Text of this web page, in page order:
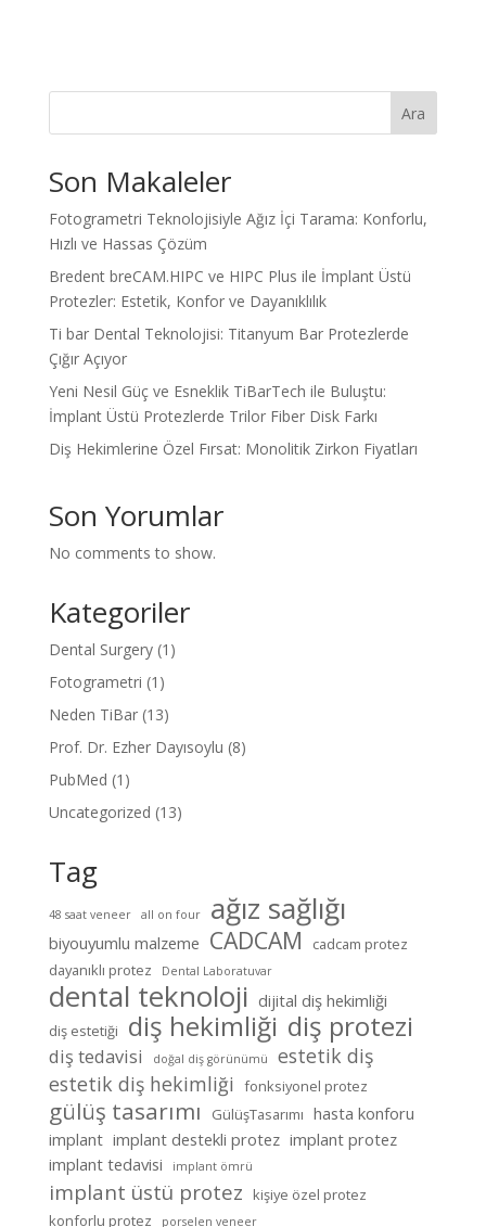
Ara
Son Makaleler
Fotogrametri Teknolojisiyle Ağız İçi Tarama: Konforlu,
Hızlı ve Hassas Çözüm
Bredent breCAM.HIPC ve HIPC Plus ile İmplant Üstü
Protezler: Estetik, Konfor ve Dayanıklılık
Ti bar Dental Teknolojisi: Titanyum Bar Protezlerde
Çığır Açıyor
Yeni Nesil Güç ve Esneklik TiBarTech ile Buluştu:
İmplant Üstü Protezlerde Trilor Fiber Disk Farkı
Diş Hekimlerine Özel Fırsat: Monolitik Zirkon Fiyatları
Son Yorumlar
No comments to show.
Kategoriler
Dental Surgery(1)
Fotogrametri (1)
Neden TiBar(13)
Prof. Dr. Ezher Dayısoylu (8)
PubMed (1)
Uncategorized (13)
Tag
48 saat veneer all on four ağız sağlığı
biyouyumlu malzeme CADCAM
cadcam protez
dayanıklı protez
Dental Laboratuvar
dental teknoloji dijital diş hekimliği
diş estetiği diş hekimliği diş protezi
diş tedavisi doğal diş görünümü
estetik diş
estetik diş hekimliği fonksiyonel protez
gülüş tasarımı GülüşTasarımı hasta konforu
implant implant destekli protez implant protez
implant tedavisi
implant ömrü
implant üstü protez
kişiye özel protez
konforlu protez
porselen veneer